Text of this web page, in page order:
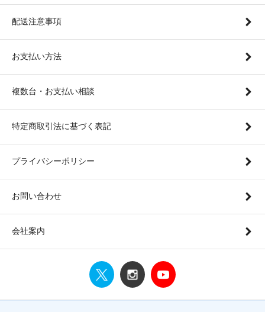
配送注意事項
お支払い方法
複数台・お支払い相談
特定商取引法に基づく表記
プライバシーポリシー
お問い合わせ
会社案内